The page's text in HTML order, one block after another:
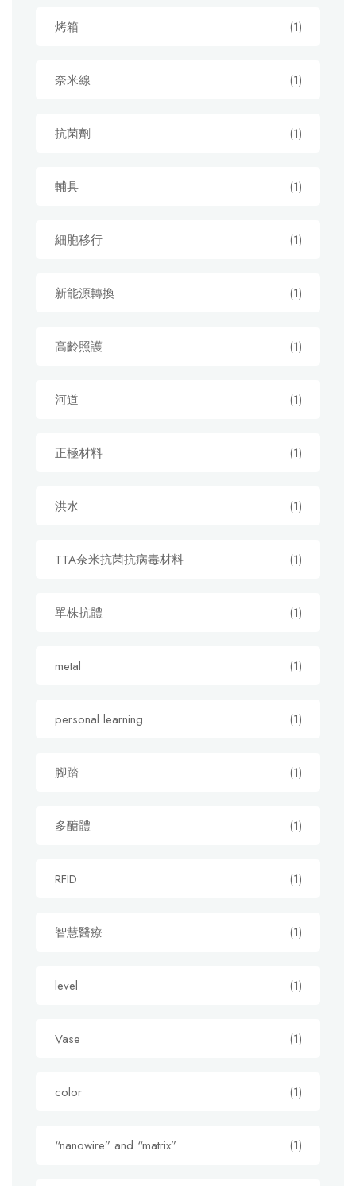
烤箱 (1)
奈米線 (1)
抗菌劑 (1)
輔具 (1)
細胞移行 (1)
新能源轉換 (1)
高齡照護 (1)
河道 (1)
正極材料 (1)
洪水 (1)
TTA奈米抗菌抗病毒材料 (1)
單株抗體 (1)
metal (1)
personal learning (1)
腳踏 (1)
多醣體 (1)
RFID (1)
智慧醫療 (1)
level (1)
Vase (1)
color (1)
“nanowire” and “matrix” (1)